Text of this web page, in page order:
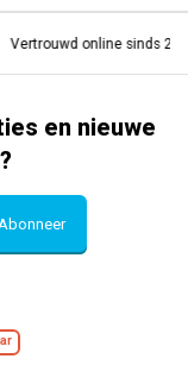
online sinds 2006
en nieuwe